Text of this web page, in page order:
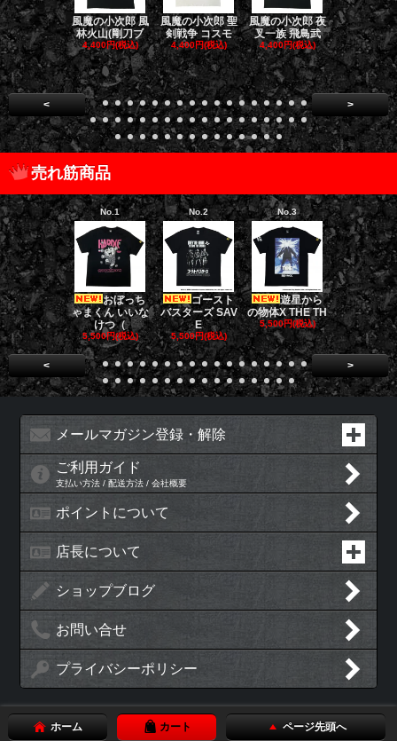
風魔の小次郎 風
林火山(剛刀ブ
4,400円(税込)
風魔の小次郎 聖
剣戦争 コスモ
4,400円(税込)
風魔の小次郎 夜
叉一族 飛鳥武
4,400円(税込)
風魔の小次
魔一族 竜
4,400円(税
< >
売れ筋商品
No.1
おぼっち
ゃまくん いいな
けつ（
5,500円(税込)
No.2
ゴースト
バスターズ SAV
E
5,500円(税込)
No.3
遊星から
の物体X THE TH
5,500円(税込)
No.4
ゴー
バスターズ
ージャ
5,500円(税
< >
メールマガジン登録・解除
ご利用ガイド
支払い方法 / 配送方法 / 会社概要
ポイントについて
店長について
ショップブログ
お問い合せ
プライバシーポリシー
ホーム カート ページ先頭へ